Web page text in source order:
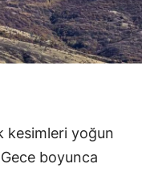
kesimleri yoğun
boyunca